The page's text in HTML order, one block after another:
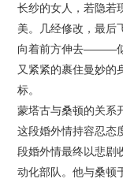
长纱的女人，若隐若
美。几经修改，最后
向着前方伸去———似
又紧紧的裹住曼妙的
标。
蒙塔古与桑顿的关系
这段婚外情持容忍态
段婚外情最终以悲剧
动化部队。他与桑顿